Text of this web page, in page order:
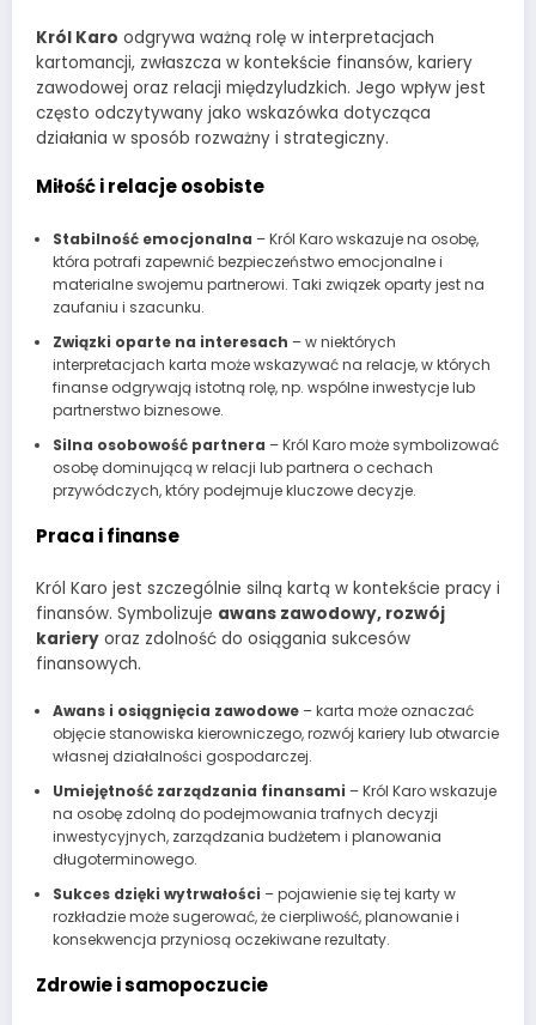
Król Karo odgrywa ważną rolę w interpretacjach
kartomancji, zwłaszcza w kontekście finansów, kariery
zawodowej oraz relacji międzyludzkich. Jego wpływ jest
często odczytywany jako wskazówka dotycząca
działania w sposób rozważny i strategiczny.
Miłość i relacje osobiste
Stabilność emocjonalna – Król Karo wskazuje na osobę,
która potrafi zapewnić bezpieczeństwo emocjonalne i
materialne swojemu partnerowi. Taki związek oparty jest na
zaufaniu i szacunku.
Związki oparte na interesach – w niektórych
interpretacjach karta może wskazywać na relacje, w których
finanse odgrywają istotną rolę, np. wspólne inwestycje lub
partnerstwo biznesowe.
Silna osobowość partnera – Król Karo może symbolizować
osobę dominującą w relacji lub partnera o cechach
przywódczych, który podejmuje kluczowe decyzje.
Praca i finanse
Król Karo jest szczególnie silną kartą w kontekście pracy i
finansów. Symbolizuje awans zawodowy, rozwój
kariery oraz zdolność do osiągania sukcesów
finansowych.
Awans i osiągnięcia zawodowe– karta może oznaczać
objęcie stanowiska kierowniczego, rozwój kariery lub otwarcie
własnej działalności gospodarczej.
Umiejętność zarządzania finansami – Król Karo wskazuje
na osobę zdolną do podejmowania trafnych decyzji
inwestycyjnych, zarządzania budżetem i planowania
długoterminowego.
Sukces dzięki wytrwałości – pojawienie się tej karty w
rozkładzie może sugerować, że cierpliwość, planowanie i
konsekwencja przyniosą oczekiwane rezultaty.
Zdrowie i samopoczucie